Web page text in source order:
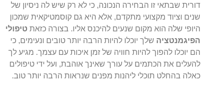
דורית שבתאי זו הבחירה הנכונה, כי לא רק שיש לה ניסיון של
שנים וציוד מקצועי מתקדם, אלא היא גם קוסמטיקאית שמכון
היופי שלה הוא מקום שנעים להיכנס אליו. בצורה כזאת טיפולי
הפיגמנטציה שלך יוכלו להיות הרבה יותר טובים ונעימים, כי
הם יוכלו להפוך להיות חוויה של זמן איכות עם עצמך. מגיע לך
להעלים את הכתמים על עורך שאינך אוהבת, ועל ידי טיפולים
כאלה בהחלט תוכלי ליהנות מפנים שנראות הרבה יותר טוב.